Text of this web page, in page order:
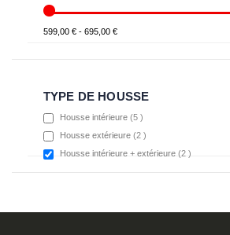
599,00 € - 695,00 €
TYPE DE HOUSSE
Housse intérieure 5 items
Housse extérieure 2 items
Housse intérieure + extérieure 2 items